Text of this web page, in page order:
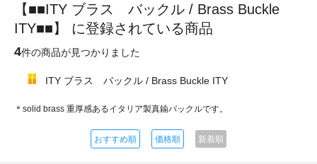
【■■ITY ブラス バックル / Brass Buckle
ITY■■】 に登録されている商品
4件の商品が見つかりました
ITY ブラス バックル / Brass Buckle ITY
＊solid brass 重厚感あるイタリア製真鍮バックルです。
おすすめ順 価格順 新着順